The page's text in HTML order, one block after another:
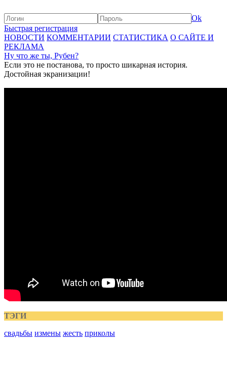
Ok
Быстрая регистрация
НОВОСТИ КОММЕНТАРИИ СТАТИСТИКА О САЙТЕ И
РЕКЛАМА
Ну что же ты, Рубен?
Если это не постанова, то просто шикарная история.
Достойная экранизации!
ТЭГИ
свадьбы измены жесть приколы